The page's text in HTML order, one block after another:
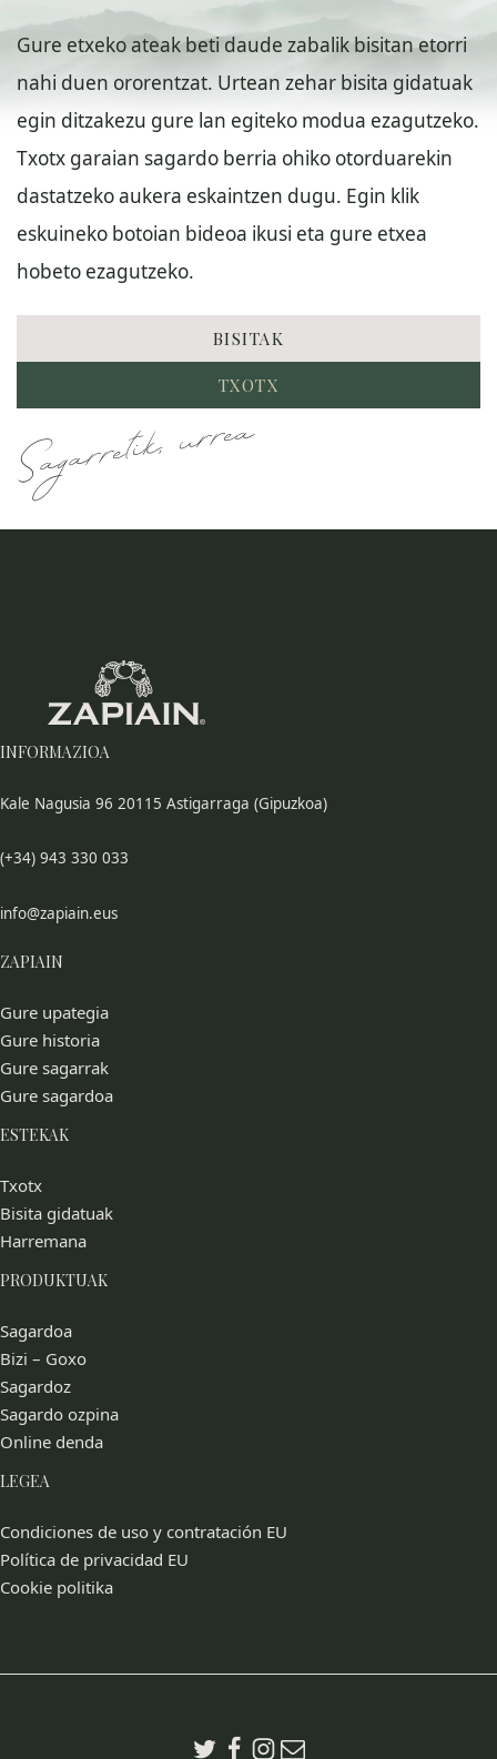
Gure etxeko ateak beti daude zabalik bisitan etorri
nahi duen ororentzat. Urtean zehar bisita gidatuak
egin ditzakezu gure lan egiteko modua ezagutzeko.
Txotx garaian sagardo berria ohiko otorduarekin
dastatzeko aukera eskaintzen dugu. Egin klik
eskuineko botoian bideoa ikusi eta gure etxea
hobeto ezagutzeko.
BISITAK
TXOTX
Sagarretik, urrea
INFORMAZIOA
Kale Nagusia 96 20115 Astigarraga (Gipuzkoa)
(+34) 943 330 033
info@zapiain.eus
ZAPIAIN
Gure upategia
Gure historia
Gure sagarrak
Gure sagardoa
ESTEKAK
Txotx
Bisita gidatuak
Harremana
PRODUKTUAK
Sagardoa
Bizi – Goxo
Sagardoz
Sagardo ozpina
Online denda
LEGEA
Condiciones de uso y contratación EU
Política de privacidad EU
Cookie politika